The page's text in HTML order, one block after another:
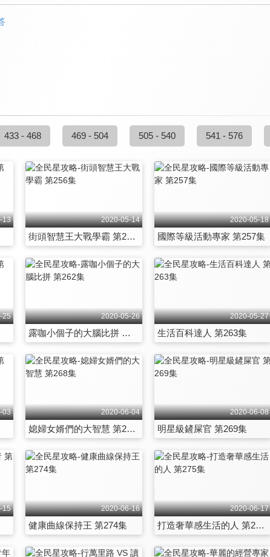
433 - 468 469 - 504 505 - 540 541 - 576
13 2020-05-14
街頭智慧王大戰學霸 第256集
2020-05-18
國際等級活動專家 第257集
25 2020-05-26
露咖小個子的大腦比拼 第262集
2020-05-27
生活百科達人 第263集
03 2020-06-04
媳婦女婿們的大智慧 第268集
2020-06-08
明星級鏟屎官 第269集
15 2020-06-16
健康曲線保持王 第274集
2020-06-17
打造奢華感生活的人 第275集